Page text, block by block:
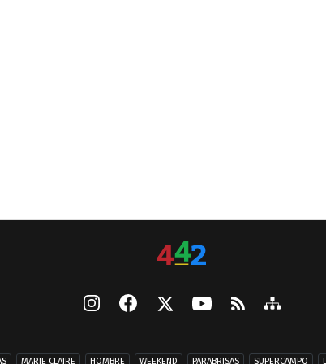
MARIE CLAIRE HOMBRE WEEKEND PARABRISAS SUPERCAMPO